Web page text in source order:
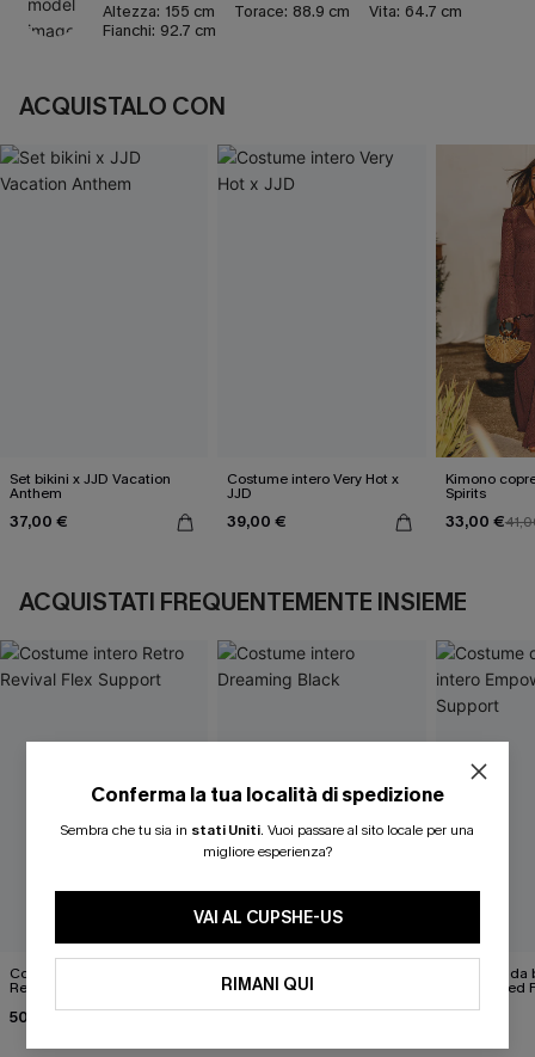
Altezza: 155 cm Torace: 88.9 cm Vita: 64.7 cm
Fianchi: 92.7 cm
ACQUISTALO CON
Set bikini x JJD Vacation
Anthem
37,00 €
Costume intero Very Hot x
JJD
39,00 €
Kimono
Spirits
33,00 €
ACQUISTATI FREQUENTEMENTE INSIEME
Costume intero Retro
Revival Flex Support
50,00 €
Costume intero Dreaming
Black
45,00 €50,00 €
Costume
Empowered
50,00 €
Conferma la tua località di spedizione
Sembra che tu sia in stati Uniti. Vuoi passare al sito locale per una
migliore esperienza?
VAI AL CUPSHE-US
RIMANI QUI